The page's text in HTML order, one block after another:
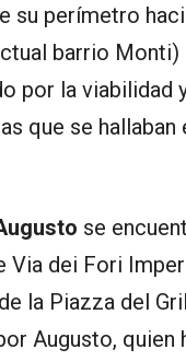
su perímetro
barrio Monti)
por la viabilidad
que se hallaban
se
Via dei Fori
la Piazza del
Augusto, quien